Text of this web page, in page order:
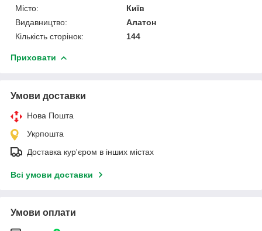
Місто:
Київ
Видавництво:
Алатон
Кількість сторінок:
144
Приховати
Умови доставки
Нова Пошта
Укрпошта
Доставка кур'єром в інших містах
Всі умови доставки
Умови оплати